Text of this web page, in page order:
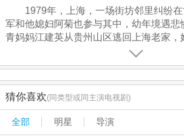
1979年，上海，一场街坊邻里纠纷
军和他媳妇阿菊也参与其中，幼年境遇悲
青妈妈江建英从贵州山区逃回上海老家，
吵，江建英妈指责她八年来全无音信，她
过逝，江建英知道她错了，她妈将她推开
她在乡下的男人叫荣火丁，上海多年来变
带他们出去转转，之后送她们回去。 江建
妈让她和荣芬芳留在上海，她没有任何抱
呆不下去了，阿菊指责建军，她不想让她
猜你喜欢(同类型或同主演电视剧)
全部 明星 导演